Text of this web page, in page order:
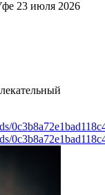
23 июля 2026